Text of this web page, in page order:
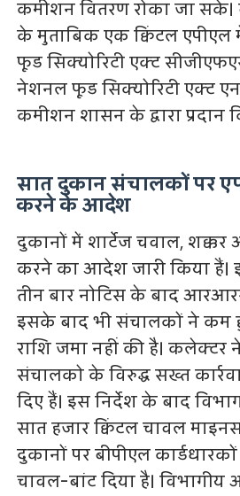
कमीशन वितरण रोका जा सके।
के मुताबिक एक क्विंटल एपीएल
फूड सिक्योरिटी एक्ट
नेशनल फूड सिक्योरिटी एक्ट
कमीशन शासन के द्वारा प्रदान
सात दुकान संचालकों पर
करने के आदेश
दुकानों में शार्टेज चवाल,
करने का आदेश जारी किया
तीन बार नोटिस के बाद
इसके बाद भी संचालकों ने कम
राशि जमा नहीं की है।
संचालको के विरुद्ध सख्त
दिए हैं। इस निर्देश के बाद
सात हजार क्विंटल चावल
दुकानों पर बीपीएल
चावल-बांट दिया है। विभागीय